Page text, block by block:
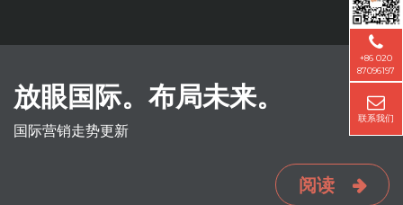
放眼国际。布局未来。
国际营销走势更新
阅读
+86 020
87096197
联系我们